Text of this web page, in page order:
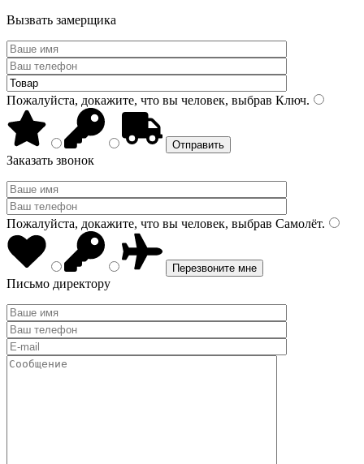
Вызвать замерщика
Пожалуйста, докажите, что вы человек, выбрав Ключ.
Заказать звонок
Пожалуйста, докажите, что вы человек, выбрав Самолёт.
Письмо директору